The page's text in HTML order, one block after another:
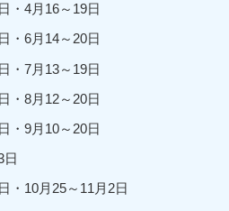
・4月16～19日
・6月14～20日
・7月13～19日
・8月12～20日
・9月10～20日
日
・10月25～11月2日